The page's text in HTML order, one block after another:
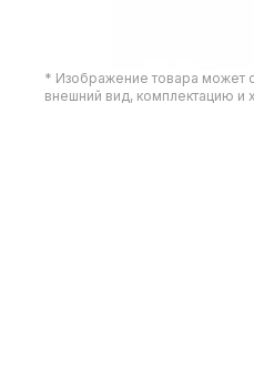
* Изображение товара может
внешний вид, комплектацию и